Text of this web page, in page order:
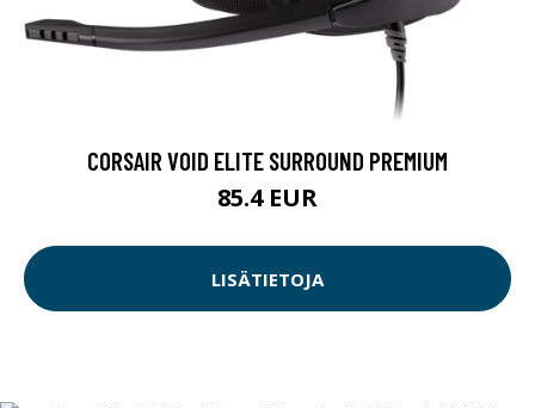
CORSAIR VOID ELITE SURROUND PREMIUM
85.4 EUR
LISÄTIETOJA